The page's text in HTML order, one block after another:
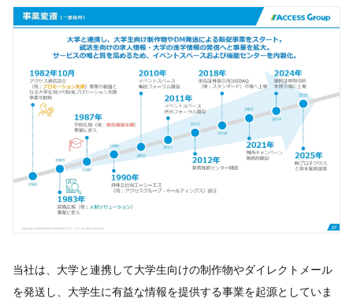
当社は、大学と連携して大学生向けの制作物やダイレクトメール
を発送し、大学生に有益な情報を提供する事業を起源としていま